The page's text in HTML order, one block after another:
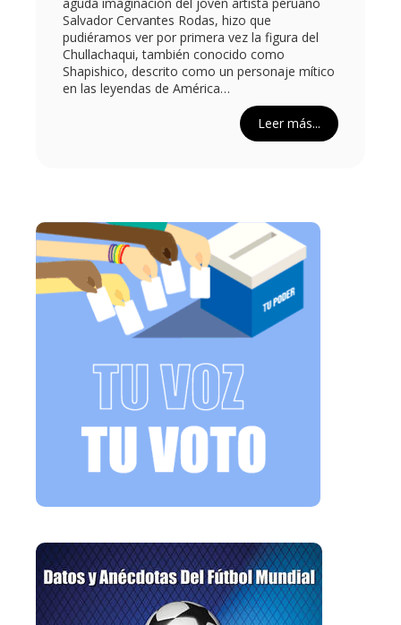
aguda imaginación del joven artista peruano
Salvador Cervantes Rodas, hizo que
pudiéramos ver por primera vez la figura del
Chullachaqui, también conocido como
Shapishico, descrito como un personaje mítico
en las leyendas de América…
Leer más...